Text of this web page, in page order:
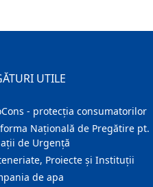
UTILE
- protecția consumatorilor
Națională de Pregătire pt.
de Urgență
Proiecte și Instituții
de apa